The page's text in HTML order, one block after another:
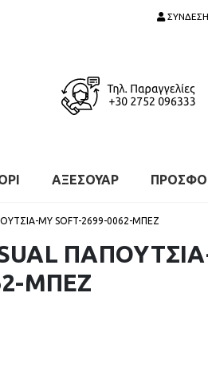
ΑΞΕΣΟΥΑΡ
MY SOFT-2699-0062-ΜΠΕΖ
ΜΠΕΖ